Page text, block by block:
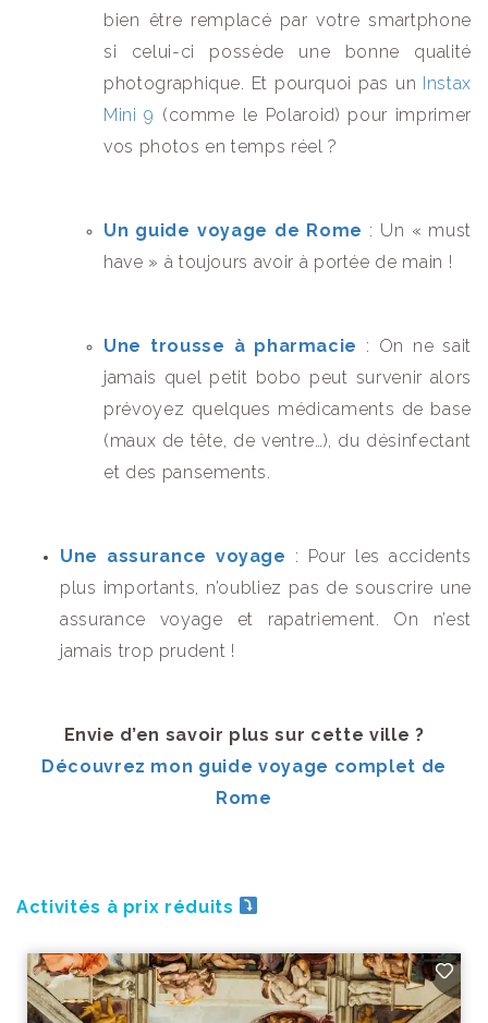
bien être remplacé par votre smartphone
si celui-ci possède une bonne qualité
photographique. Et pourquoi pas un Instax
Mini 9 (comme le Polaroid) pour imprimer
vos photos en temps réel ?
Un guide voyage de Rome : Un « must
have » à toujours avoir à portée de main !
Une trousse à pharmacie : On ne sait
jamais quel petit bobo peut survenir alors
prévoyez quelques médicaments de base
(maux de tête, de ventre…), du désinfectant
et des pansements.
Une assurance voyage : Pour les accidents
plus importants, n’oubliez pas de souscrire une
assurance voyage et rapatriement. On n’est
jamais trop prudent !
Envie d’en savoir plus sur cette ville ?
Découvrez mon guide voyage complet de
Rome
Activités à prix réduits